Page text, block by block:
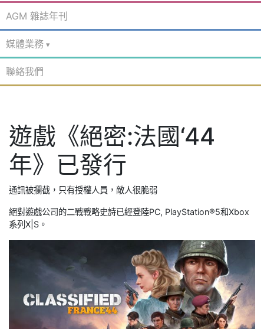
AGM 雜誌年刊
媒體業務
聯絡我們
遊戲《絕密:法國‘44
年》已發行
通訊被攔截，只有授權人員，敵人很脆弱
絕對遊戲公司的二戰戰略史詩已經登陸PC, PlayStation®5和Xbox
系列X|S。